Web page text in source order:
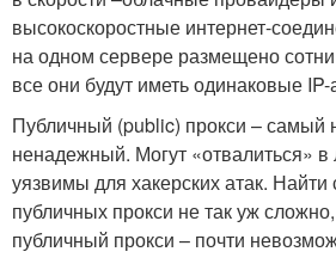
высокоскоростные интернет-
на одном сервере размещено
все они будут иметь одинаковые
Публичный (public) прокси – самый
ненадежный. Могут «отвалиться»
уязвимы для хакерских атак.
публичных прокси не так уж
публичный прокси – почти